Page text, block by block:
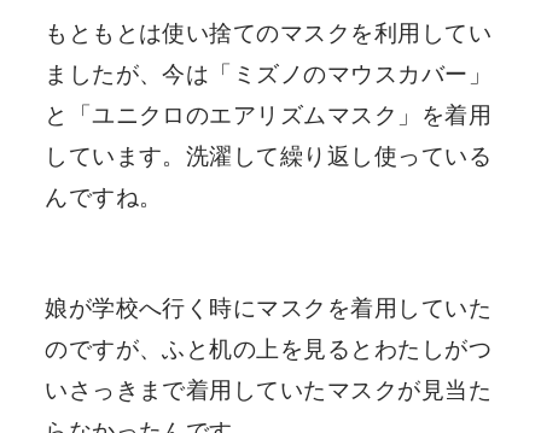
もともとは使い捨てのマスクを利用してい
ましたが、今は「ミズノのマウスカバー」
と「ユニクロのエアリズムマスク」を着用
しています。洗濯して繰り返し使っている
んですね。
娘が学校へ行く時にマスクを着用していた
のですが、ふと机の上を見るとわたしがつ
いさっきまで着用していたマスクが見当た